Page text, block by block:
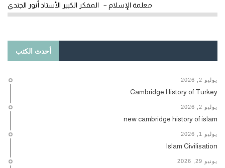
معلمة الإسلام – المفكر الكبير الأستاذ أنور الجندي
أحدث الكتب
يوليو 2, 2026
Cambridge History of Turkey
يوليو 2, 2026
new cambridge history of islam
يوليو 1, 2026
Islam Civilisation
يونيو 29, 2026